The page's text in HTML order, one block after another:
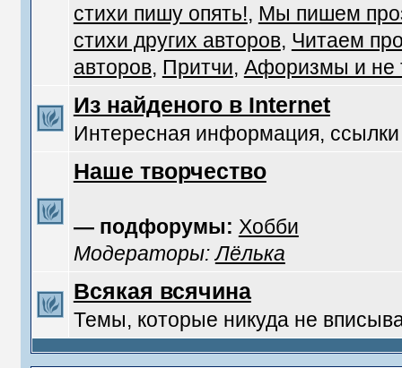
стихи пишу опять!, Мы пишем
стихи других авторов, Читаем
авторов, Притчи, Афоризмы и не
Из найденого в Internet
Интересная информация,
Наше творчество
— подфорумы: Хобби
Модераторы:Лёлька
Всякая всячина
Темы, которые никуда не